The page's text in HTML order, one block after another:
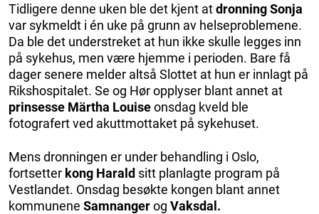
Tidligere denne uken ble det kjent atdronning Sonja
var sykmeldt i én uke på grunn av helseproblemene.
Da ble det understreket at hun ikke skulle legges inn
på sykehus, men være hjemme i perioden. Bare få
dager senere melder altså Slottet at hun er innlagt på
Rikshospitalet. Se og Hør opplyser blant annet at
prinsesse Märtha Louiseonsdag kveld ble
fotografert ved akuttmottaket på sykehuset.
Mens dronningen er under behandling i Oslo,
fortsetter kong Harald sitt planlagte program på
Vestlandet. Onsdag besøkte kongen blant annet
kommunene Samnangerog Vaksdal.